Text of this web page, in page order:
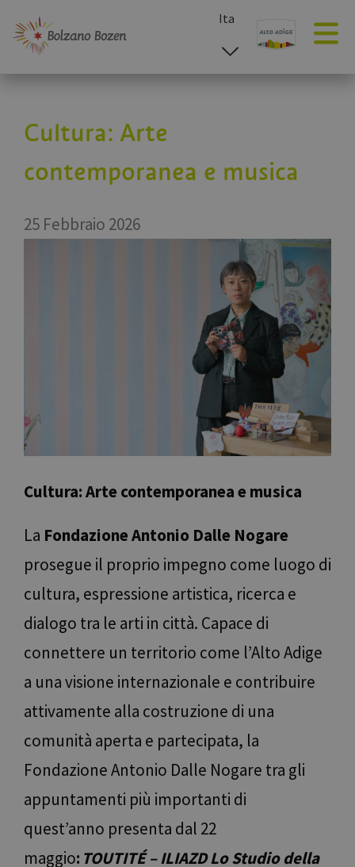
Ita
esp
deu
Cultura: Arte
contemporanea e musica
25 Febbraio 2026
Cultura: Arte contemporanea e musica
La Fondazione Antonio Dalle Nogare
prosegue il proprio impegno come luogo di
cultura, espressione artistica, ricerca e
dialogo tra le arti in città. Capace di
connettere un territorio come l’Alto Adige
a una visione internazionale e contribuire
attivamente alla costruzione di una
comunità aperta e partecipata, la
Fondazione Antonio Dalle Nogare tra gli
appuntamenti più importanti di
quest’anno presenta dal 22
maggio: TOUTITÉ – ILIAZD Lo Studio della